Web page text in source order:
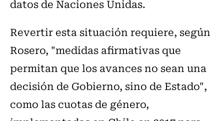
datos de Naciones Unidas.
Revertir esta situación requiere, según
Rosero, "medidas afirmativas que
permitan que los avances no sean una
decisión de Gobierno, sino de Estado",
como las cuotas de género,